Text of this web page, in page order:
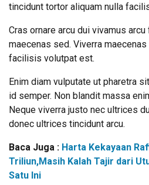
tincidunt tortor aliquam nulla
Cras ornare arcu dui vivamus
maecenas sed. Viverra
facilisis volutpat est.
Enim diam vulputate ut pharetra
id semper. Non blandit massa
Neque viverra justo nec ultrices
donec ultrices tincidunt arcu.
Baca Juga : Harta Kekayaan
Triliun,Masih Kalah Tajir dari
Satu Ini